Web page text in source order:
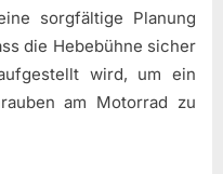
sorgfältige Planung
die Hebebühne sicher
wird, um ein
am Motorrad zu